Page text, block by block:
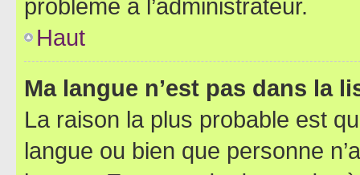
problème à l’administrateur.
Haut
Ma langue n’est pas dans la
La raison la plus probable est
langue ou bien que personne